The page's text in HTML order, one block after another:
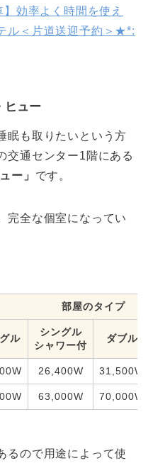
効率よく時間を使え
ル＜片道送迎予約＞★*:
ヒュー
眠も取りたいという方
交通センター1階にある
ー」 です。
完全な個室になってい
部屋のタイプ
ル
シングル
シャワー付
ダブル
26,400W 31,500W
63,000W 70,000W
るので用途によって使